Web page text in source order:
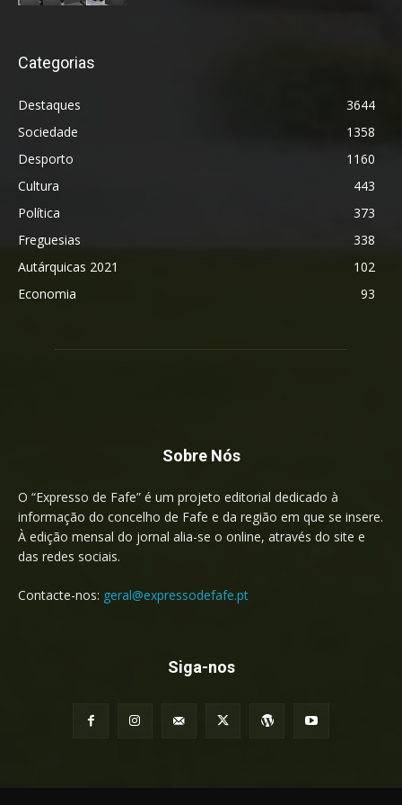
Categorias
Destaques
3644
Sociedade
1358
Desporto
1160
Cultura
443
Política
373
Freguesias
338
Autárquicas 2021
102
Economia
93
Sobre Nós
O “Expresso de Fafe” é um projeto editorial dedicado à
informação do concelho de Fafe e da região em que se insere.
À edição mensal do jornal alia-se o online, através do site e
das redes sociais.
Contacte-nos: geral@expressodefafe.pt
Siga-nos